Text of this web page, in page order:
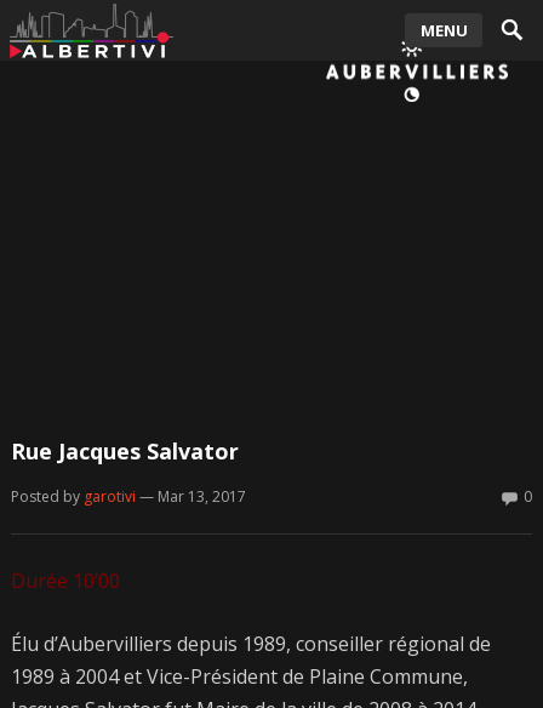
MENU
Rue Jacques Salvator
Posted by garotivi — Mar 13, 2017 0
Durée 10’00
Élu d’Aubervilliers depuis 1989, conseiller régional de
1989 à 2004 et Vice-Président de Plaine Commune,